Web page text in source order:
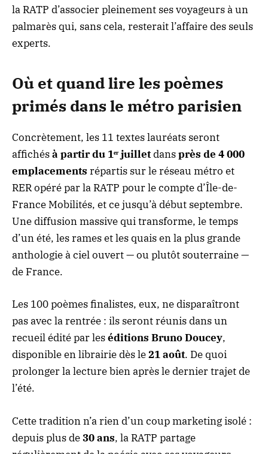
la RATP d’associer pleinement ses voyageurs à un
palmarès qui, sans cela, resterait l’affaire des seuls
experts.
Où et quand lire les poèmes
primés dans le métro parisien
Concrètement, les 11 textes lauréats seront
affichésà partir du 1ᵉʳ juilletdansprès de 4 000
emplacements répartis sur le réseau métro et
RER opéré par la RATP pour le compte d’Île-de-
France Mobilités, et ce jusqu’à début septembre.
Une diffusion massive qui transforme, le temps
d’un été, les rames et les quais en la plus grande
anthologie à ciel ouvert — ou plutôt souterraine —
de France.
Les 100 poèmes finalistes, eux, ne disparaîtront
pas avec la rentrée : ils seront réunis dans un
recueil édité par leséditions Bruno Doucey,
disponible en librairie dès le21 août. De quoi
prolonger la lecture bien après le dernier trajet de
l’été.
Cette tradition n’a rien d’un coup marketing isolé :
depuis plus de30 ans, la RATP partage